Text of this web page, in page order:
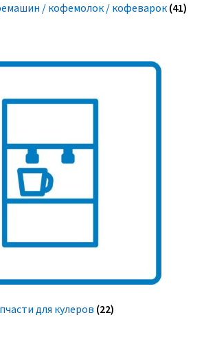
/ кофемолок / кофеварок (41)
для кулеров (22)